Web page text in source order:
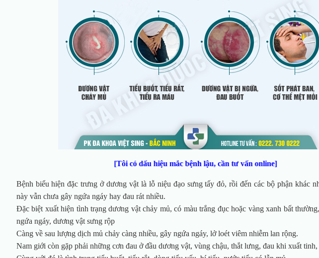
[Tôi có dấu hiệu mắc bệnh lậu, cần tư vấn online]
Bệnh biểu hiện đặc trưng ở dương vật là lỗ niệu đạo sưng tấy đỏ, rồi đến các bộ phận khác
này vẫn chưa gây ngứa ngáy hay đau rát nhiều.
Đặc biệt xuất hiện tình trạng dương vật chảy mủ, có màu trắng đục hoặc vàng xanh bất
ngứa ngáy, dương vật sưng rộp
Càng về sau lượng dịch mủ chảy càng nhiều, gây ngứa ngáy, lở loét viêm nhiễm lan rộng.
Nam giới còn gặp phải những cơn đau ở đầu dương vật, vùng chậu, thắt lưng, đau khi xuất